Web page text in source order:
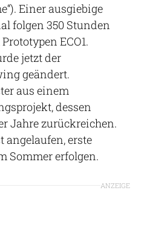
Einer ausgiebige
folgen 350 Stunden
ECO1.
jetzt der
geändert.
aus einem
dessen
Jahre zurückreichen.
erste
Sommer erfolgen.
ANZEIGE